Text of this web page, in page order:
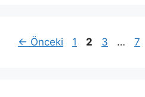
← Önceki Sayfa
1 Sayfa
2 Sayfa
3 … 7